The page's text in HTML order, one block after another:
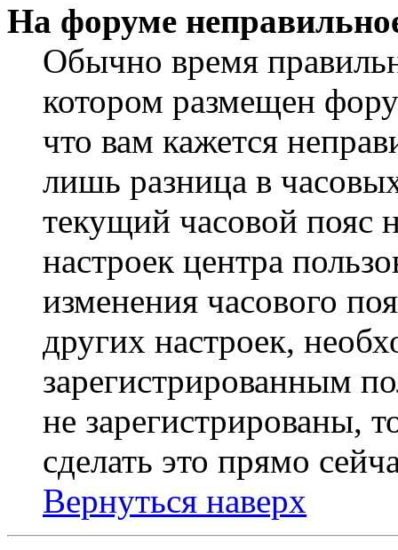
На форуме
Обычно время
котором размещен
что вам кажется
лишь разница в
текущий часовой пояс
настроек центра
изменения часового
других настроек,
зарегистрированным
не зарегистрированы,
сделать это прямо
Вернуться наверх